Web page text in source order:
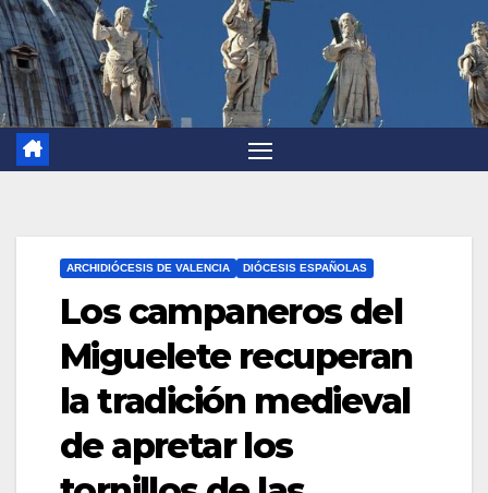
ARCHIDIÓCESIS DE VALENCIA DIÓCESIS ESPAÑOLAS
Los campaneros del
Miguelete recuperan
la tradición medieval
de apretar los